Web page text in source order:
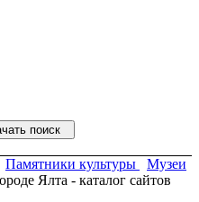
Памятники культуры
Музеи
Ялта - каталог сайтов